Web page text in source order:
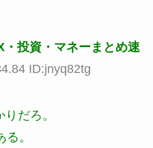
投資・マネーまとめ速
ID:jnyq82tg
だろ。
。